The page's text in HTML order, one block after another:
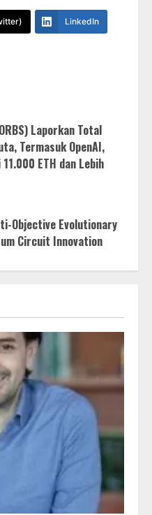
LinkedIn
Laporkan Total
Termasuk OpenAI,
ETH dan Lebih
Objective Evolutionary
Circuit Innovation